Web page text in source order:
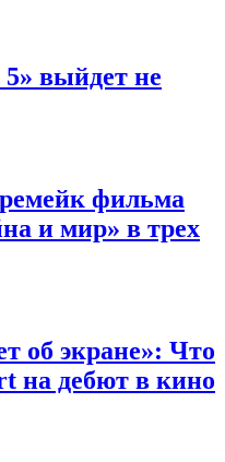
выйдет не
фильма
и мир» в трех
об экране»: Что
на дебют в кино